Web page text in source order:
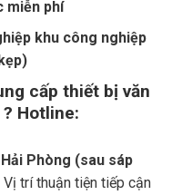
miễn phí
khu công nghiệp
cấp thiết bị văn
Hotline:
Phòng (sau sáp
Vị trí thuận tiện tiếp cận